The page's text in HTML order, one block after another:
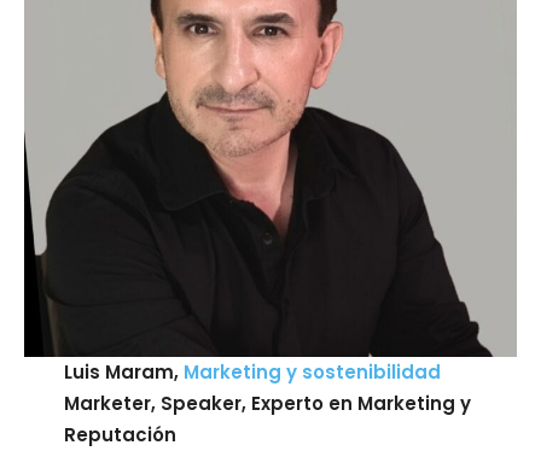
Luis Maram, Marketing y sostenibilidad
Marketer, Speaker, Experto en Marketing y
Reputación